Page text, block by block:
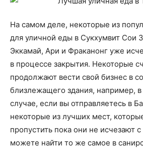
На самом деле, некоторые из
для уличной еды в Сукхумвит Сои
Эккамай, Ари и Фраканонг уже
в процессе закрытия. Некоторые
продолжают вести свой бизнес в
близлежащего здания, например,
случае, если вы отправляетесь в
некоторые из лучших мест,
пропустить пока они не исчезают
можете найти то же самое в